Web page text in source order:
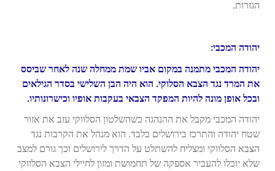
הגזרות.
יהודה המכבי:
יהודה המכבי מתמנה במקום אביו שמת ממחלה שנה לאחר שביסס
את המרד נגד הצבא הסלוקי. הוא היה הבן השלישי בסדר הגילאים
ובכל אופן מונה להיות המפקד הצבאי בעקבות אופיו וכישרונותיו.
יהודה המכבי מקבל את ההנהגה כשהשלטון הסלווקי עזב את אזור
שטח יהודה והתרכז בירושלים בלבד. הוא מנהל את הקרבות נגד
הצבא הסלווקי ומצליח להשתלט על הדרך לירושלים וכך גורם למצב
שלא יוכלו להעביר אספקה של תחמושת ומזון לחיילי הצבא הסלווקי